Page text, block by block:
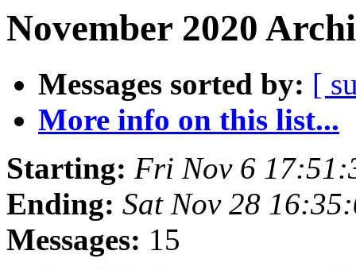
November 2020
Messages sorted by: [
More info on this list...
Starting: Fri Nov 6
Ending: Sat Nov 28
Messages: 15